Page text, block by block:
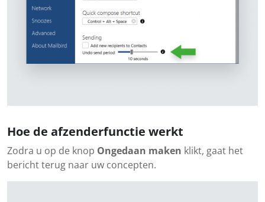
Hoe de afzenderfunctie werkt
Zodra u op de knop Ongedaan maken klikt, gaat het
bericht terug naar uw concepten.